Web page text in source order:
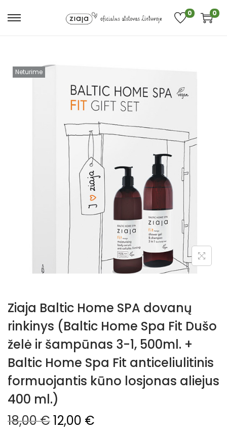
0 0
Neturime
Ziaja Baltic Home SPA dovanų
rinkinys (Baltic Home Spa Fit Dušo
želė ir šampūnas 3-1, 500ml. +
Baltic Home Spa Fit anticeliulitinis
formuojantis kūno losjonas aliejus
400 ml.)
18,00€12,00 €